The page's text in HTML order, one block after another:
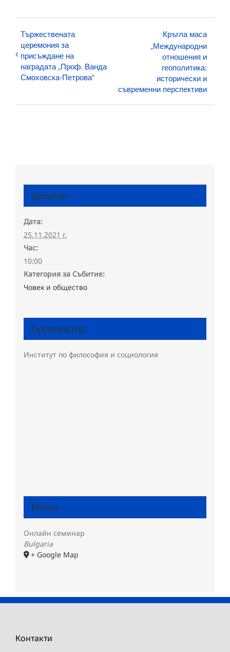
Тържествената
церемония за
присъждане на
наградата „Проф. Ванда
Смоховска-Петрова“
Кръгла маса
„Международни
отношения и
геополитика:
исторически и
съвременни перспективи
Детайли
Дата:
25.11.2021 г.
Час:
10:00
Категория за Събитие:
Човек и общество
Организатор
Институт по философия и социология
Място
Онлайн семинар
Bulgaria
+ Google Map
Контакти